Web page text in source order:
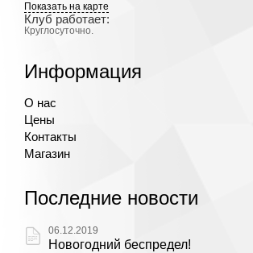
Показать на карте
Клуб работает:
Круглосуточно.
Информация
О нас
Цены
Контакты
Магазин
Последние новости
06.12.2019
Новогодний беспредел!